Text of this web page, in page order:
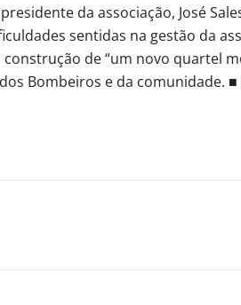
da associação, José
sentidas na gestão da
de “um novo quartel
Bombeiros e da comunidade. ■